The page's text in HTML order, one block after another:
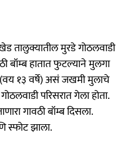
तालुक्यातील मुरडे गोठलवाडी
बॉम्ब हातात फुटल्याने मुलगा
(वय १३ वर्षे) असं जखमी मुलाचे
परिसरात गेला होता.
गावठी बॉम्ब दिसला.
स्फोट झाला.